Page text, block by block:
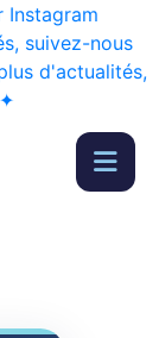
Instagram
suivez-nous
d'actualités,